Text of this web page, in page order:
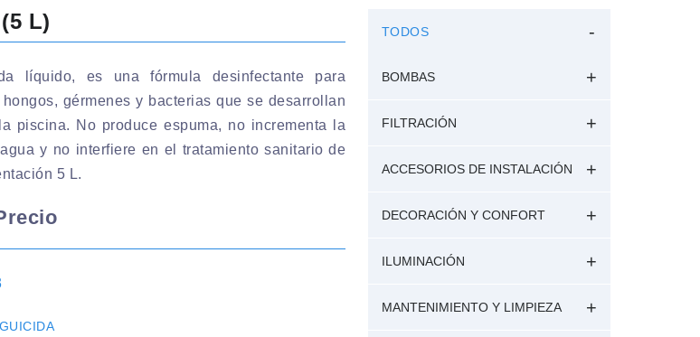
L)
líquido, es una fórmula desinfectante para
gérmenes y bacterias que se desarrollan
piscina. No produce espuma, no incrementa la
y no interfiere en el tratamiento sanitario de
5 L.
TODOS
BOMBAS
FILTRACIÓN
ACCESORIOS DE INSTALACIÓN
DECORACIÓN Y CONFORT
ILUMINACIÓN
MANTENIMIENTO Y LIMPIEZA